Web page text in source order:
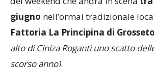
giugno
Fattoria La Principina di Grosseto
alto di Ciniza Roganti uno scatto